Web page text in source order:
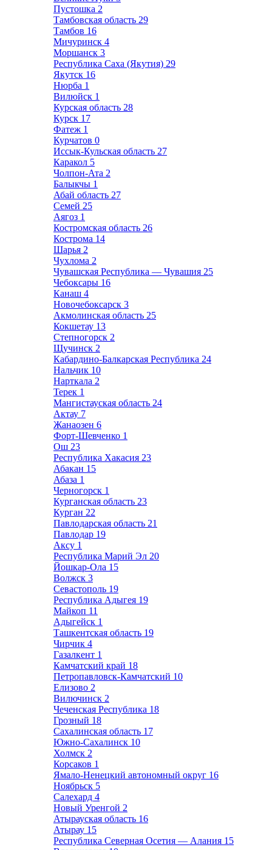
Пустошка 2
Тамбовская область 29
Тамбов 16
Мичуринск 4
Моршанск 3
Республика Саха (Якутия) 29
Якутск 16
Нюрба 1
Вилюйск 1
Курская область 28
Курск 17
Фатеж 1
Курчатов 0
Иссык-Кульская область 27
Каракол 5
Чолпон-Ата 2
Балыкчы 1
Абай область 27
Семей 25
Аягоз 1
Костромская область 26
Кострома 14
Шарья 2
Чухлома 2
Чувашская Республика — Чувашия 25
Чебоксары 16
Канаш 4
Новочебоксарск 3
Акмолинская область 25
Кокшетау 13
Степногорск 2
Щучинск 2
Кабардино-Балкарская Республика 24
Нальчик 10
Нарткала 2
Терек 1
Мангистауская область 24
Актау 7
Жанаозен 6
Форт-Шевченко 1
Ош 23
Республика Хакасия 23
Абакан 15
Абаза 1
Черногорск 1
Курганская область 23
Курган 22
Павлодарская область 21
Павлодар 19
Аксу 1
Республика Марий Эл 20
Йошкар-Ола 15
Волжск 3
Севастополь 19
Республика Адыгея 19
Майкоп 11
Адыгейск 1
Ташкентская область 19
Чирчик 4
Газалкент 1
Камчатский край 18
Петропавловск-Камчатский 10
Елизово 2
Вилючинск 2
Чеченская Республика 18
Грозный 18
Сахалинская область 17
Южно-Сахалинск 10
Холмск 2
Корсаков 1
Ямало-Ненецкий автономный округ 16
Ноябрьск 5
Салехард 4
Новый Уренгой 2
Атырауская область 16
Атырау 15
Республика Северная Осетия — Алания 15